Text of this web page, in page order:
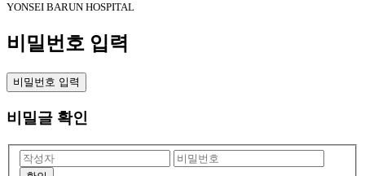
YONSEI BARUN HOSPITAL
비밀번호 입력
비밀번호 입력
비밀글 확인